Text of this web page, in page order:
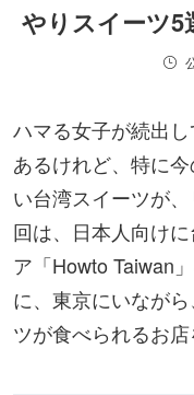
やりスイーツ5
ハマる女子が続出
あるけれど、特に
い台湾スイーツが
回は、日本人向け
ア「Howto Taiwan
に、東京にいなが
ツが食べられるお